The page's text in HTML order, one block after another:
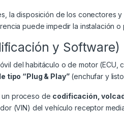
la disposición de los conectores
puede impedir la instalación
y Software)
del habitáculo o de motor (ECU,
tipo “Plug & Play”(enchufar y
un proceso de codificación,
(VIN) del vehículo receptor